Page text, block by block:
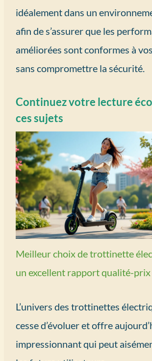
idéalement dans un
afin de s’assurer que les
améliorées sont conformes à
sans compromettre la sécurité.
Continuez votre lecture
ces sujets
Meilleur choix de trottinette
un excellent rapport qualité-prix
L’univers des trottinettes
cesse d’évoluer et offre
impressionnant qui peut